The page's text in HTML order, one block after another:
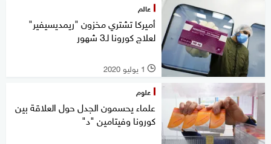
عالم
أميركا تشتري مخزون "ريمديسيفير"
لعلاج كورونا لـ3 شهور
l 1 يوليو 2020
علوم
علماء يحسمون الجدل حول العلاقة بين
كورونا وفيتامين "د"